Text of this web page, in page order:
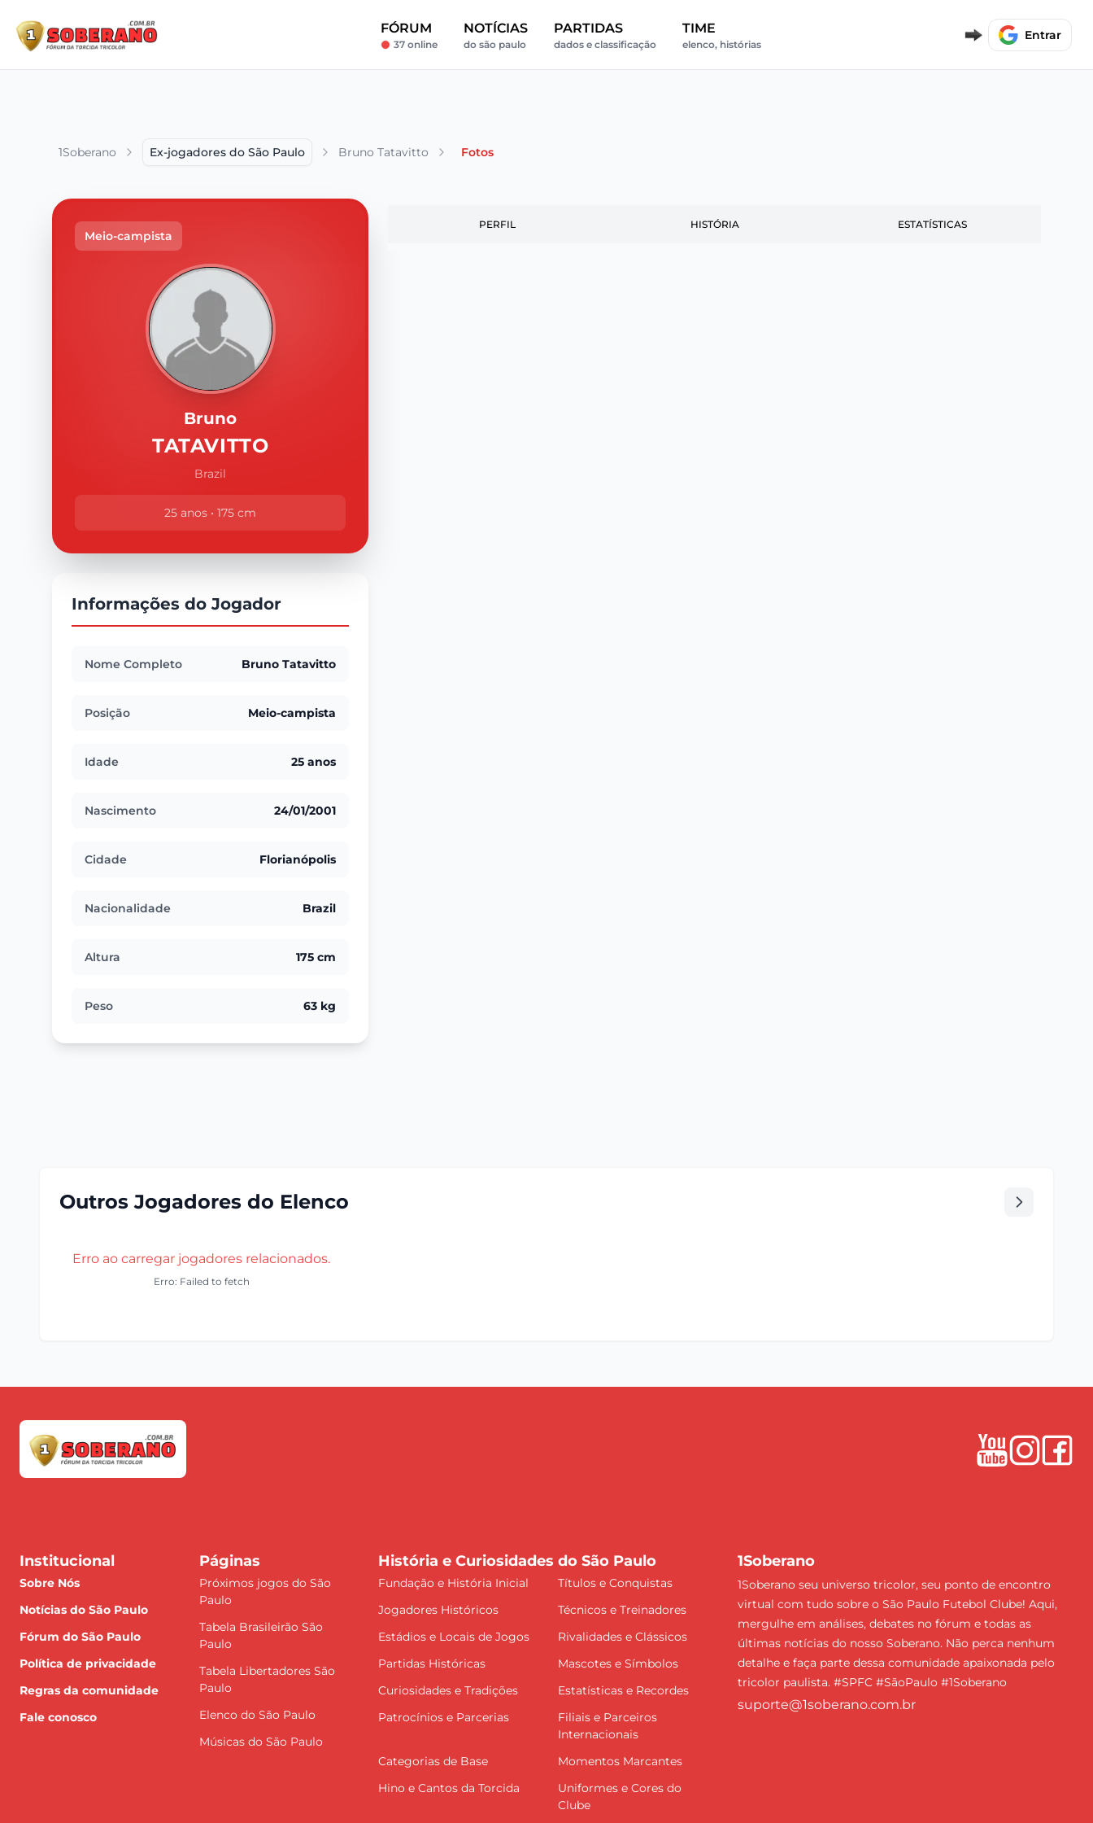
FÓRUM
37 online
NOTÍCIAS
do são paulo
PARTIDAS
dados e classificação
TIME
elenco, histórias
Entrar
1Soberano Ex-jogadores do São Paulo Bruno Tatavitto Fotos
Meio-campista
Bruno
TATAVITTO
Brazil
25 anos • 175 cm
Informações do Jogador
Nome Completo Bruno Tatavitto
Posição Meio-campista
Idade 25 anos
Nascimento 24/01/2001
Cidade Florianópolis
Nacionalidade Brazil
Altura 175 cm
Peso 63 kg
PERFIL HISTÓRIA ESTATÍSTICAS
Outros Jogadores do Elenco
Erro ao carregar jogadores relacionados.
Erro: Failed to fetch
Institucional
Sobre Nós
Notícias do São Paulo
Fórum do São Paulo
Política de privacidade
Regras da comunidade
Fale conosco
Páginas
Próximos jogos do São
Paulo
Tabela Brasileirão São
Paulo
Tabela Libertadores São
Paulo
Elenco do São Paulo
Músicas do São Paulo
História e Curiosidades do São Paulo
Fundação e História Inicial
Títulos e Conquistas
Jogadores Históricos
Técnicos e Treinadores
Estádios e Locais de Jogos
Rivalidades e Clássicos
Partidas Históricas
Mascotes e Símbolos
Curiosidades e Tradições
Estatísticas e Recordes
Patrocínios e Parcerias
Filiais e Parceiros
Internacionais
Categorias de Base
Momentos Marcantes
Hino e Cantos da Torcida
Uniformes e Cores do
Clube
1Soberano
1Soberano seu universo tricolor, seu ponto de encontro
virtual com tudo sobre o São Paulo Futebol Clube! Aqui,
mergulhe em análises, debates no fórum e todas as
últimas notícias do nosso Soberano. Não perca nenhum
detalhe e faça parte dessa comunidade apaixonada pelo
tricolor paulista. #SPFC #SãoPaulo #1Soberano
suporte@1soberano.com.br